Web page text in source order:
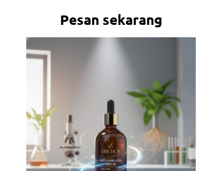
Pesan sekarang